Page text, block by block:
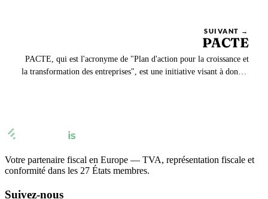
SUIVANT →
PACTE
PACTE, qui est l'acronyme de "Plan d'action pour la croissance et
la transformation des entreprises", est une initiative visant à donner
Votre partenaire fiscal en Europe — TVA, représentation fiscale et
conformité dans les 27 États membres.
Suivez-nous